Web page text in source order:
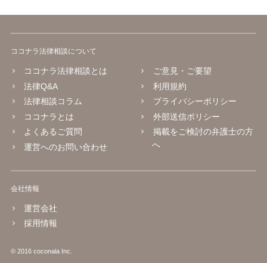
ココナラ法律相談について
ココナラ法律相談とは
法律Q&A
法律相談コラム
ココナラとは
よくあるご質問
運営へのお問い合わせ
ご意見・ご要望
利用規約
プライバシーポリシー
外部送信ポリシー
掲載をご検討の弁護士の方
へ
会社情報
運営会社
採用情報
© 2016 coconala Inc.